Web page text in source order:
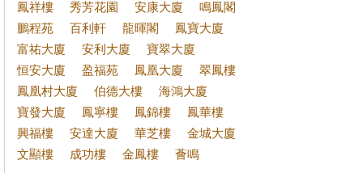
鳳祥樓
秀芳花園 安康大廈
鳴鳳閣
鵬程苑
百利軒 龍暉閣
鳳寶大廈
富祐大廈
安利大廈
寶翠大廈
恒安大廈
盈福苑 鳳凰大廈
翠鳳樓
鳳凰村大廈
伯德大樓
海鴻大廈
寶發大廈
鳳寧樓 鳳錦樓
鳳華樓
興福樓
安達大廈 華芝樓
金城大廈
文顯樓
成功樓 金鳳樓 薈鳴